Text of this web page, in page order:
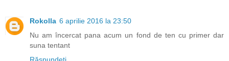
Rokolla 6 aprilie 2016 la 23:50
Nu am încercat pana acum un fond de ten cu primer dar
suna tentant
Răspundeți